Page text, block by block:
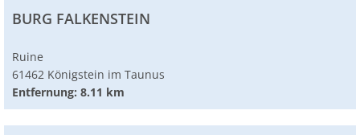
BURG FALKENSTEIN
Ruine
61462 Königstein im Taunus
Entfernung: 8.11 km